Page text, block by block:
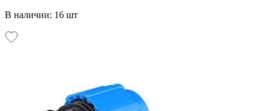
В наличии: 16 шт